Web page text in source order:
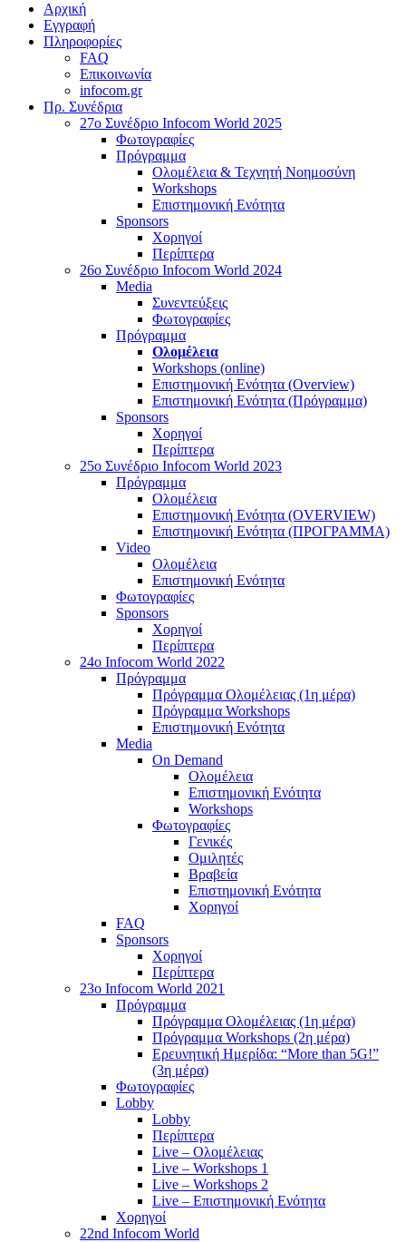
Αρχική
Εγγραφή
Πληροφορίες
FAQ
Επικοινωνία
infocom.gr
Πρ. Συνέδρια
27o Συνέδριο Infocom World 2025
Φωτογραφίες
Πρόγραμμα
Ολομέλεια & Τεχνητή Νοημοσύνη
Workshops
Επιστημονική Ενότητα
Sponsors
Χορηγοί
Περίπτερα
26o Συνέδριο Infocom World 2024
Media
Συνεντεύξεις
Φωτογραφίες
Πρόγραμμα
Ολομέλεια
Workshops (online)
Επιστημονική Ενότητα (Overview)
Επιστημονική Ενότητα (Πρόγραμμα)
Sponsors
Χορηγοί
Περίπτερα
25o Συνέδριο Infocom World 2023
Πρόγραμμα
Ολομέλεια
Επιστημονική Ενότητα (OVERVIEW)
Επιστημονική Ενότητα (ΠΡΟΓΡΑΜΜΑ)
Video
Ολομέλεια
Επιστημονική Ενότητα
Φωτογραφίες
Sponsors
Χορηγοί
Περίπτερα
24o Infocom World 2022
Πρόγραμμα
Πρόγραμμα Ολομέλειας (1η μέρα)
Πρόγραμμα Workshops
Επιστημονική Ενότητα
Media
On Demand
Ολομέλεια
Επιστημονική Ενότητα
Workshops
Φωτογραφίες
Γενικές
Ομιλητές
Βραβεία
Επιστημονική Ενότητα
Χορηγοί
FAQ
Sponsors
Χορηγοί
Περίπτερα
23o Infocom World 2021
Πρόγραμμα
Πρόγραμμα Ολομέλειας (1η μέρα)
Πρόγραμμα Workshops (2η μέρα)
Ερευνητική Ημερίδα: “More than 5G!”
(3η μέρα)
Φωτογραφίες
Lobby
Lobby
Περίπτερα
Live – Ολομέλειας
Live – Workshops 1
Live – Workshops 2
Live – Επιστημονική Ενότητα
Χορηγοί
22nd Infocom World